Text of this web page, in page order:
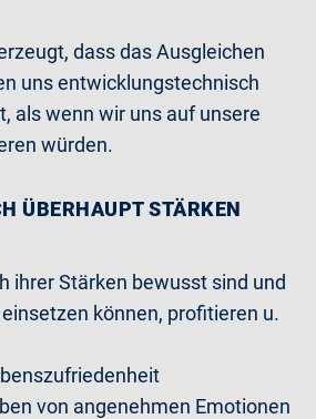
dass das Ausgleichen
uns entwicklungstechnisch
als wenn wir uns auf unsere
würden.
ÜBERHAUPT STÄRKEN
ihrer Stärken bewusst sind und
können, profitieren u.
von angenehmen Emotionen